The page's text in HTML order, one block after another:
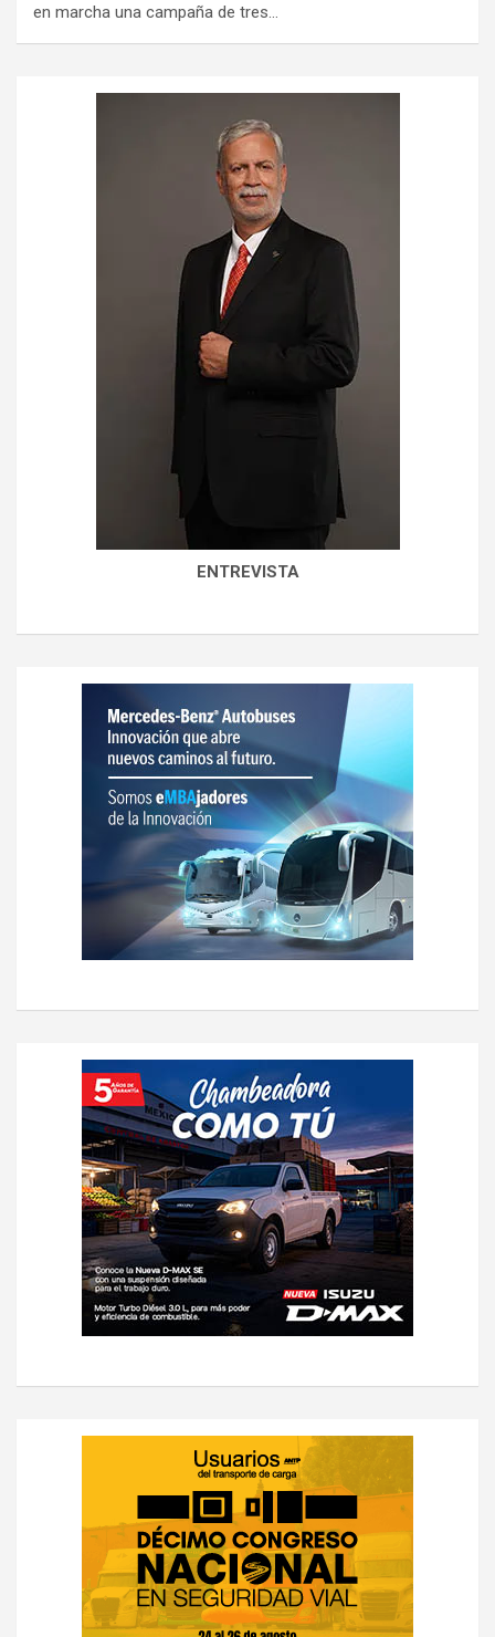
en marcha una campaña de tres…
ENTREVISTA